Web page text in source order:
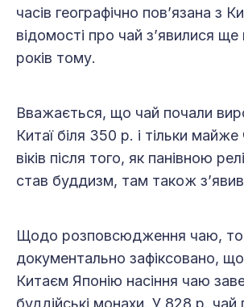
часів географічно пов’язана з
відомості про чай з’явилися ще
років тому.
Вважається, що чай почали
Китаї біля 350 р. і тільки майже
віків після того, як панівною
став буддизм, там також
Щодо розповсюдження чаю, то
документально зафіксовано,
Китаєм Японію насіння чаю
буддійські монахи. У 828 р. чай